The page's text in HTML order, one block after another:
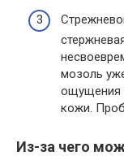
мозоль
ощущения
кожи.
Из-за чего